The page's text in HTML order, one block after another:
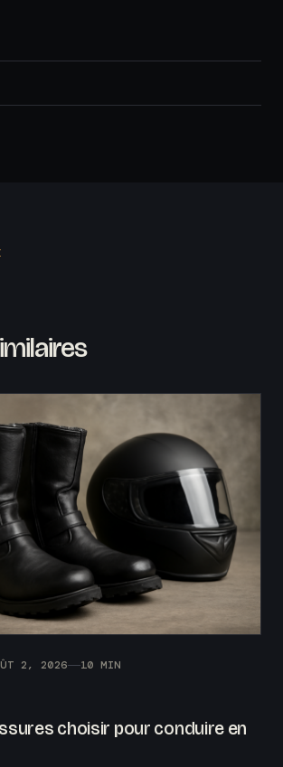
2, 2026 10 MIN
choisir pour conduire en